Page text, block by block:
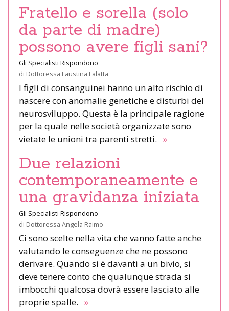
Fratello e sorella (solo
da parte di madre)
possono avere figli sani?
Gli Specialisti Rispondono
di Dottoressa Faustina Lalatta
I figli di consanguinei hanno un alto rischio di
nascere con anomalie genetiche e disturbi del
neurosviluppo. Questa è la principale ragione
per la quale nelle società organizzate sono
vietate le unioni tra parenti stretti. »
Due relazioni
contemporaneamente e
una gravidanza iniziata
Gli Specialisti Rispondono
di Dottoressa Angela Raimo
Ci sono scelte nella vita che vanno fatte anche
valutando le conseguenze che ne possono
derivare. Quando si è davanti a un bivio, si
deve tenere conto che qualunque strada si
imbocchi qualcosa dovrà essere lasciato alle
proprie spalle. »